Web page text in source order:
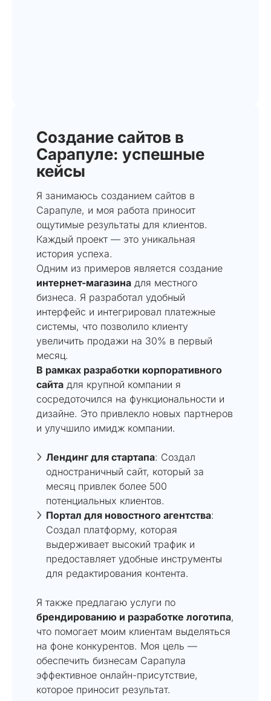
Создание сайтов в
Сарапуле: успешные
кейсы
Я занимаюсь созданием сайтов в
Сарапуле, и моя работа приносит
ощутимые результаты для клиентов.
Каждый проект — это уникальная
история успеха.
Одним из примеров является создание
интернет-магазина для местного
бизнеса. Я разработал удобный
интерфейс и интегрировал платежные
системы, что позволило клиенту
увеличить продажи на 30% в первый
месяц.
В рамках разработки корпоративного
сайта для крупной компании я
сосредоточился на функциональности и
дизайне. Это привлекло новых партнеров
и улучшило имидж компании.
Лендинг для стартапа: Создал
одностраничный сайт, который за
месяц привлек более 500
потенциальных клиентов.
Портал для новостного агентства:
Создал платформу, которая
выдерживает высокий трафик и
предоставляет удобные инструменты
для редактирования контента.
Я также предлагаю услуги по
брендированию и разработке логотипа,
что помогает моим клиентам выделяться
на фоне конкурентов. Моя цель —
обеспечить бизнесам Сарапула
эффективное онлайн-присутствие,
которое приносит результат.